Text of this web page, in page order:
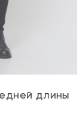
длины